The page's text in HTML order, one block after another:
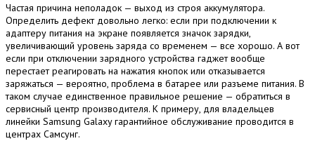
Частая причина неполадок — выход из строя аккумулятора.
Определить дефект довольно легко: если при подключении к
адаптеру питания на экране появляется значок зарядки,
увеличивающий уровень заряда со временем — все хорошо. А вот
если при отключении зарядного устройства гаджет вообще
перестает реагировать на нажатия кнопок или отказывается
заряжаться — вероятно, проблема в батарее или разъеме питания. В
таком случае единственное правильное решение — обратиться в
сервисный центр производителя. К примеру, для владельцев
линейки Samsung Galaxy гарантийное обслуживание проводится в
центрах Самсунг.